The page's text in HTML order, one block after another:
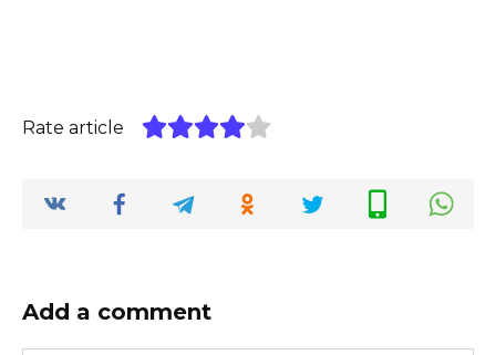
Rate article
Add a comment